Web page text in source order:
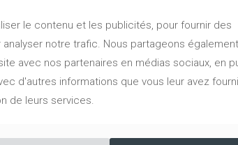
le contenu et les publicités, pour fournir des
notre trafic. Nous partageons
avec nos partenaires en médias sociaux, en
d'autres informations que vous leur avez
de leurs services.